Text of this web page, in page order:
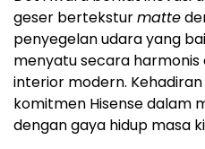
geser berteksturmatte
penyegelan udara yang
menyatu secara
interior modern.
komitmen Hisense dalam
dengan gaya hidup masa